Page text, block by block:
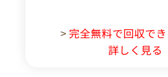
> 完全無料で回収で
詳しく見る